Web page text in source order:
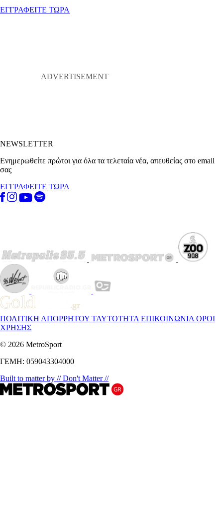
ΕΓΓΡΑΦΕΙΤΕ ΤΩΡΑ
NEWSLETTER
Ενημερωθείτε πρώτοι για όλα τα τελεταία νέα, απευθείας στο email
σας
ΕΓΓΡΑΦΕΙΤΕ ΤΩΡΑ
ΠΟΛΙΤΙΚΗ ΑΠΟΡΡΗΤΟΥ ΤΑΥΤΟΤΗΤΑ ΕΠΙΚΟΙΝΩΝΙΑ ΟΡΟΙ
ΧΡΗΣΗΣ
© 2026 MetroSport
ΓΕΜΗ: 059043304000
Built to matter by // Don't Matter //